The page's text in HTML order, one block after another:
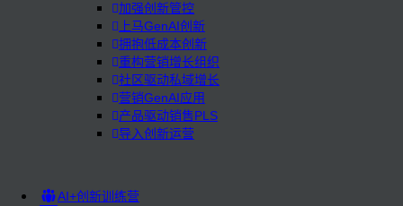
加强创新管控
上马GenAI创新
拥抱低成本创新
重构营销增长组织
社区驱动私域增长
营销GenAI应用
产品驱动销售PLS
导入创新运营
AI+创新训练营